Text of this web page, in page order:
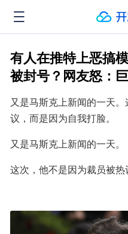
有人在推特上恶搞
被封号？网友怒：
又是马斯克上新闻的一天
议，而是因为自我打脸。
又是马斯克上新闻的一天。
这次，他不是因为裁员被热